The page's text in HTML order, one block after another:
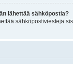
lähettää sähköpostia?
sähköpostiviestejä